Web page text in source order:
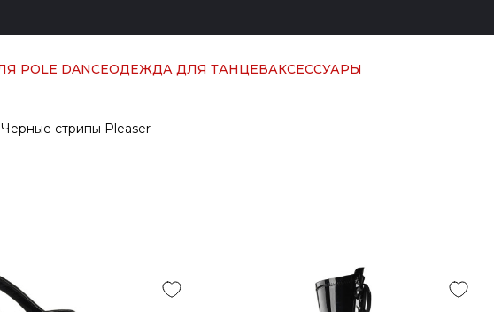
POLE DANCEОДЕЖДА ДЛЯ ТАНЦЕВАКСЕССУАРЫ
Черные стрипы Pleaser